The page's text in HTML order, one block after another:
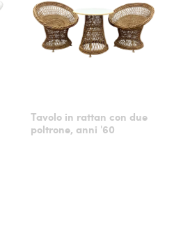
Tavolo in rattan con due
poltrone, anni '60